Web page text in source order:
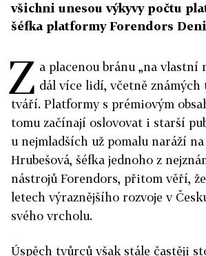
všichni unesou výkyvy počtu
šéfka platformy Forendors
Z a placenou bránu „na vlastní
dál více lidí, včetně známých
tváří. Platformy s prémiovým
tomu začínají oslovovat i starší
u nejmladších už pomalu naráží
Hrubešová, šéfka jednoho z
nástrojů Forendors, přitom věří,
letech výraznějšího rozvoje v
svého vrcholu.
Úspěch tvůrců však stále častěji